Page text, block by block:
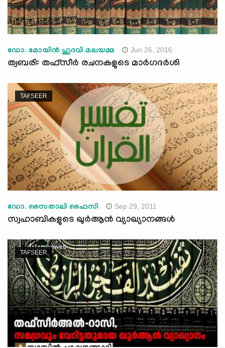
ഡോ. മോയിന്‍ ഹുദവി മലയമ്മ Jun 26, 2016
ത്വബരി: തഫ്‌സീര്‍ രചനകളുടെ മാര്‍ഗദര്‍ശി
TAFSEER
ഡോ. സൈതാലി ഫൈസി Sep 29, 2011
സ്വഹാബികളുടെ ഖുര്‍ആന്‍ വ്യാഖ്യാനങ്ങള്‍
TAFSEER